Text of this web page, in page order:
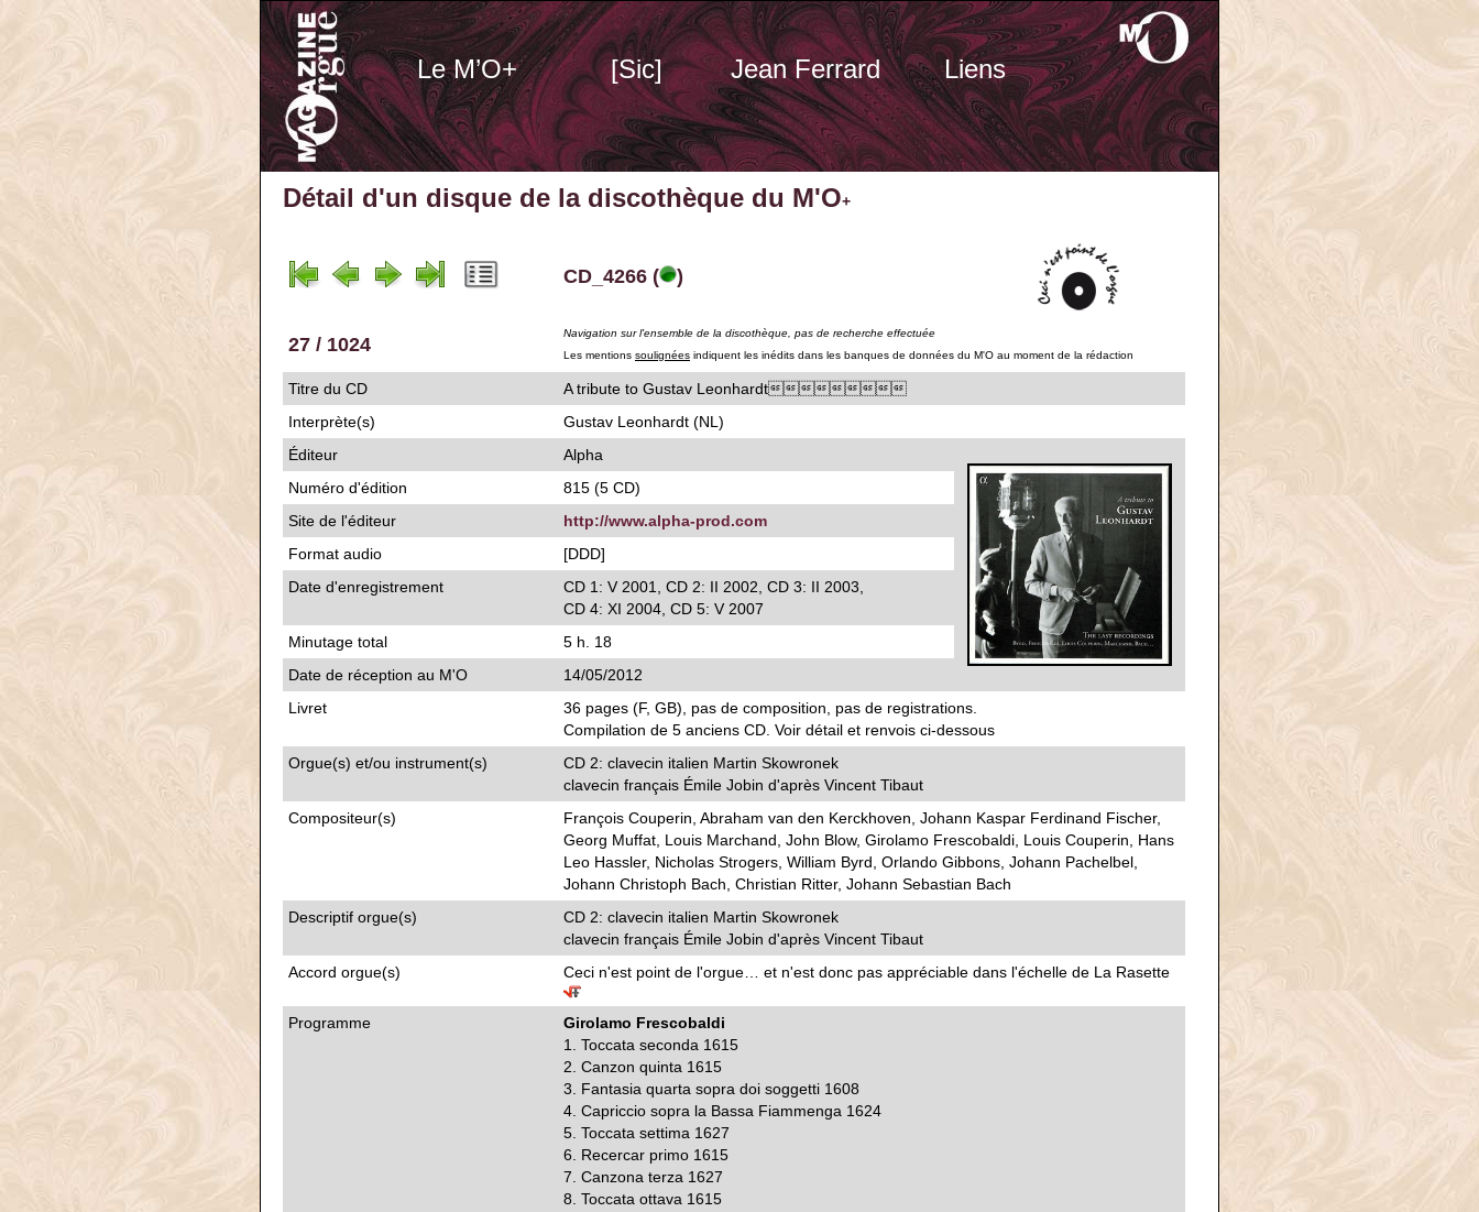
Le M’O+ [Sic] Jean Ferrard Liens
Détail d'un disque de la discothèque du M'O+
CD_4266 ( )
27 / 1024
Navigation sur l'ensemble de la discothèque, pas de recherche effectuée
Les mentions soulignées indiquent les inédits dans les banques de données du M'O au moment de la rédaction
Titre du CD
A tribute to Gustav Leonhardt
Interprète(s)
Gustav Leonhardt (NL)
Éditeur
Alpha
Numéro d'édition
815 (5 CD)
Site de l'éditeur
http://www.alpha-prod.com
Format audio
[DDD]
Date d'enregistrement
CD 1: V 2001, CD 2: II 2002, CD 3: II 2003,
CD 4: XI 2004, CD 5: V 2007
Minutage total
5 h. 18
Date de réception au M'O
14/05/2012
Livret
36 pages (F, GB), pas de composition, pas de registrations.
Compilation de 5 anciens CD. Voir détail et renvois ci-dessous
Orgue(s) et/ou instrument(s)
CD 2: clavecin italien Martin Skowronek
clavecin français Émile Jobin d'après Vincent Tibaut
Compositeur(s)
François Couperin, Abraham van den Kerckhoven, Johann Kaspar Ferdinand Fischer,
Georg Muffat, Louis Marchand, John Blow, Girolamo Frescobaldi, Louis Couperin, Hans
Leo Hassler, Nicholas Strogers, William Byrd, Orlando Gibbons, Johann Pachelbel,
Johann Christoph Bach, Christian Ritter, Johann Sebastian Bach
Descriptif orgue(s)
CD 2: clavecin italien Martin Skowronek
clavecin français Émile Jobin d'après Vincent Tibaut
Accord orgue(s)
Ceci n'est point de l'orgue… et n'est donc pas appréciable dans l'échelle de La Rasette
Programme
Girolamo Frescobaldi
1. Toccata seconda 1615
2. Canzon quinta 1615
3. Fantasia quarta sopra doi soggetti 1608
4. Capriccio sopra la Bassa Fiammenga 1624
5. Toccata settima 1627
6. Recercar primo 1615
7. Canzona terza 1627
8. Toccata ottava 1615